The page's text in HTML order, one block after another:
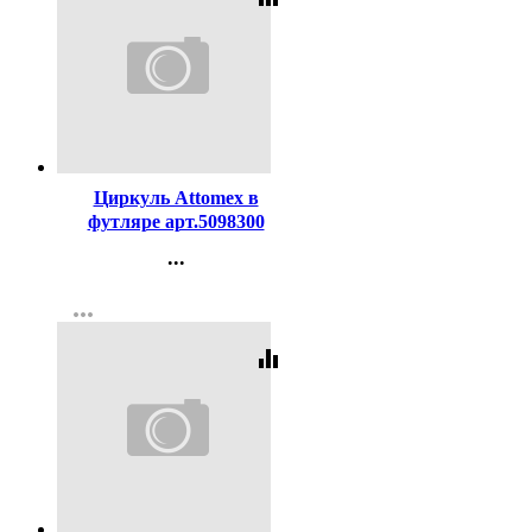
Циркуль Attomex в
футляре арт.5098300
...
Регистрация
more_horiz
equalizer